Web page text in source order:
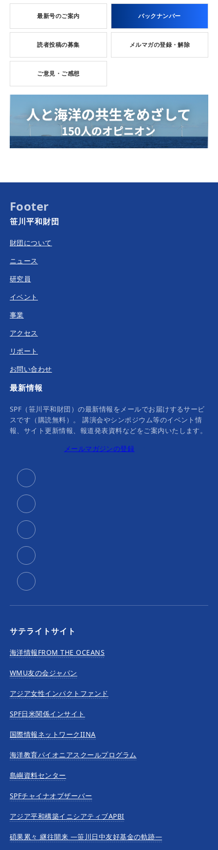
最新号のご案内 バックナンバー
読者投稿の募集 メルマガの登録・解除
ご意見・ご感想
Footer
笹川平和財団
財団について
ニュース
研究員
イベント
事業
アクセス
リポート
お問い合わせ
最新情報
SPF（笹川平和財団）の最新情報をメールでお届けするサービ
スです（購読無料）。 講演会やシンポジウム等のイベント情
報、サイト更新情報、報道発表資料などをご案内いたします。
メールマガジンの登録
サテライトサイト
海洋情報FROM THE OCEANS
WMU友の会ジャパン
アジア女性インパクトファンド
SPF日米関係インサイト
国際情報ネットワークIINA
海洋教育パイオニアスクールプログラム
島嶼資料センター
SPFチャイナオブザーバー
アジア平和構築イニシアティブAPBI
碩果累々 継往開来 —笹川日中友好基金の軌跡—